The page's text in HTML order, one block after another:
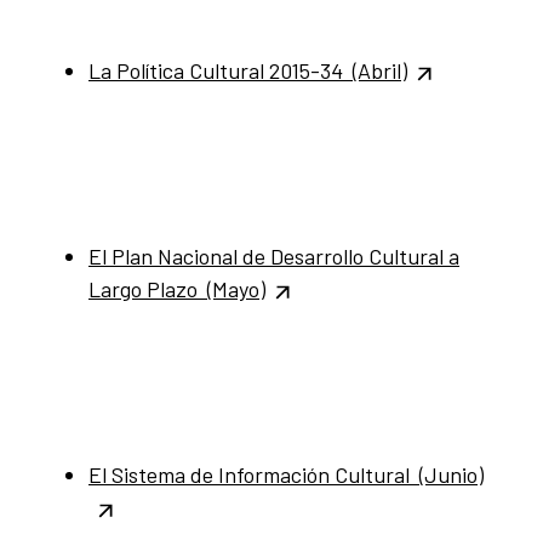
La Política Cultural 2015-34 (Abril)
El Plan Nacional de Desarrollo Cultural a
Largo Plazo (Mayo)
El Sistema de Información Cultural (Junio)